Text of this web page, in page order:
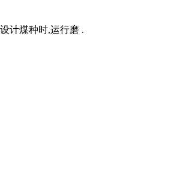
计煤种时,运行磨 .